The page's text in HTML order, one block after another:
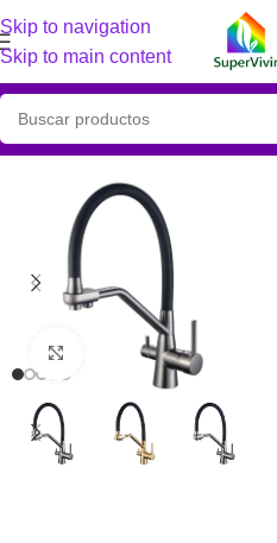
Skip to navigation
Skip to main content
Clic para ampliar